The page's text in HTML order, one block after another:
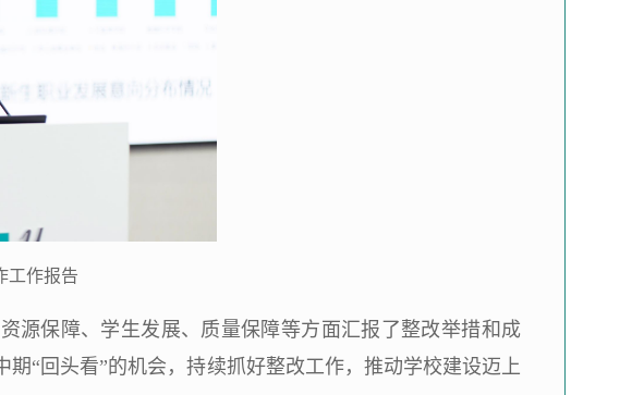
工作报告
源保障、学生发展、质量保障等方面汇报了整改举措和成
“回头看”的机会，持续抓好整改工作，推动学校建设迈上